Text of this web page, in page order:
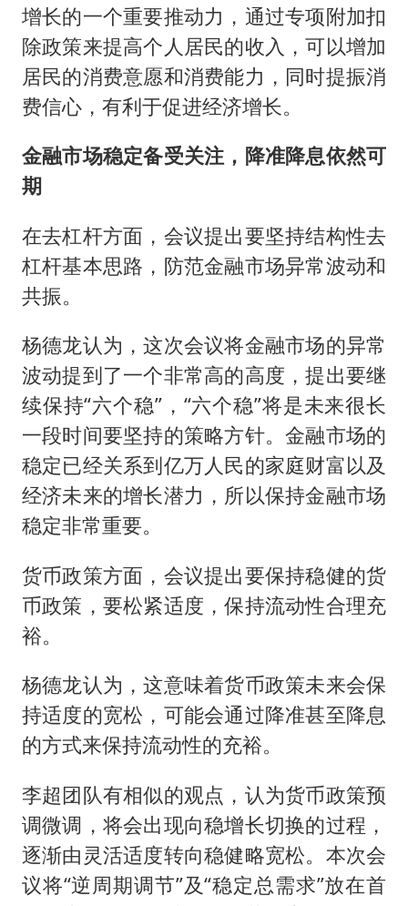
增长的一个重要推动力，通过专项附加扣
除政策来提高个人居民的收入，可以增加
居民的消费意愿和消费能力，同时提振消
费信心，有利于促进经济增长。
金融市场稳定备受关注，降准降息依然可
期
在去杠杆方面，会议提出要坚持结构性去
杠杆基本思路，防范金融市场异常波动和
共振。
杨德龙认为，这次会议将金融市场的异常
波动提到了一个非常高的高度，提出要继
续保持“六个稳”，“六个稳”将是未来很长
一段时间要坚持的策略方针。金融市场的
稳定已经关系到亿万人民的家庭财富以及
经济未来的增长潜力，所以保持金融市场
稳定非常重要。
货币政策方面，会议提出要保持稳健的货
币政策，要松紧适度，保持流动性合理充
裕。
杨德龙认为，这意味着货币政策未来会保
持适度的宽松，可能会通过降准甚至降息
的方式来保持流动性的充裕。
李超团队有相似的观点，认为货币政策预
调微调，将会出现向稳增长切换的过程，
逐渐由灵活适度转向稳健略宽松。本次会
议将“逆周期调节”及“稳定总需求”放在首